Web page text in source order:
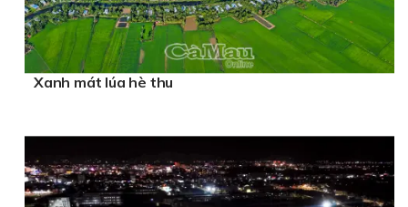
Xanh mát lúa hè thu